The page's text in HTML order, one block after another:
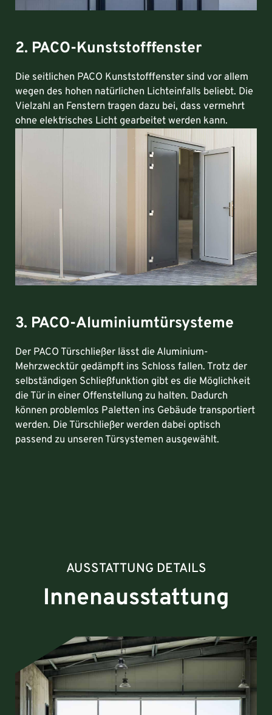
2. PACO-Kunststofffenster
Die seitlichen PACO Kunststofffenster sind vor allem
wegen des hohen natürlichen Lichteinfalls beliebt. Die
Vielzahl an Fenstern tragen dazu bei, dass vermehrt
ohne elektrisches Licht gearbeitet werden kann.
3. PACO-Aluminiumtürsysteme
Der PACO Türschließer lässt die Aluminium-
Mehrzwecktür gedämpft ins Schloss fallen. Trotz der
selbständigen Schließfunktion gibt es die Möglichkeit
die Tür in einer Offenstellung zu halten. Dadurch
können problemlos Paletten ins Gebäude transportiert
werden. Die Türschließer werden dabei optisch
passend zu unseren Türsystemen ausgewählt.
AUSSTATTUNG DETAILS
Innenausstattung